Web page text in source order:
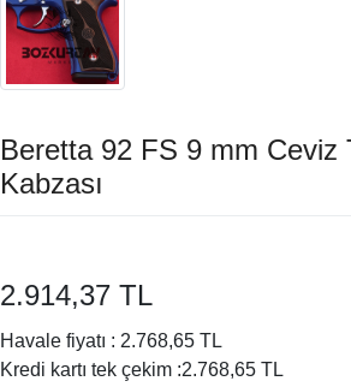
Beretta 92 FS 9 mm Ceviz
Kabzası
2.914,37 TL
Havale fiyatı : 2.768,65 TL
Kredi kartı tek çekim :2.768,65 TL